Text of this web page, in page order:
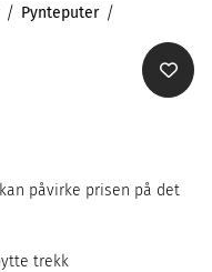
Pynteputer
påvirke prisen på det
trekk